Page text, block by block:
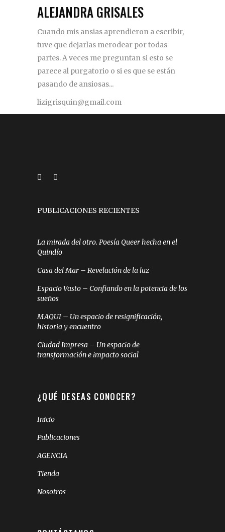
ALEJANDRA GRISALES
Cuando mis ansias aprendieron a escribir,
tuve que dejarlas merodear por todas
partes. A veces me preguntan si esto se
parece al purgatorio o si es que se están
pasando de ansiosas...
lizigrisquin@gmail.com
PUBLICACIONES RECIENTES
La mirada del otro. Poesía Queer hecha en el
Quindío
Casa del Mar – Revelación de la luz
Espacio Vasto – Confiando en la potencia de los
sueños
MAQUI – Un espacio de resignificación,
historia y encuentro
Ciudad Impresa – Un espacio de
transformación e impacto social
¿QUÉ DESEAS CONOCER?
Inicio
Publicaciones
AGENCIA
Tienda
Nosotros